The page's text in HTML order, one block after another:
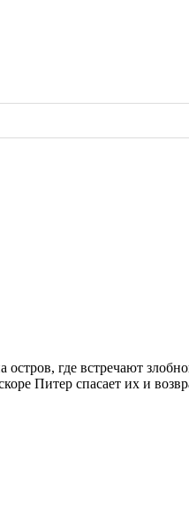
где встречают
Питер спасает их и